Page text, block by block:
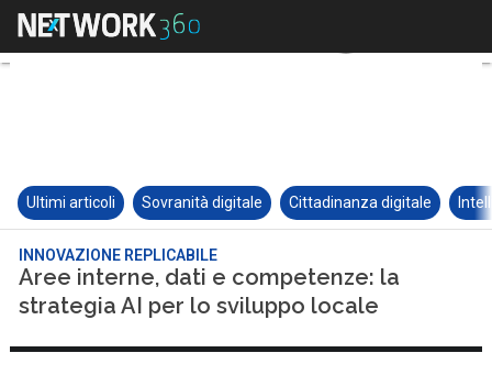
Ultimi articoli Sovranità digitale Cittadinanza digitale
INNOVAZIONE REPLICABILE
Aree interne, dati e competenze: la
strategia AI per lo sviluppo locale